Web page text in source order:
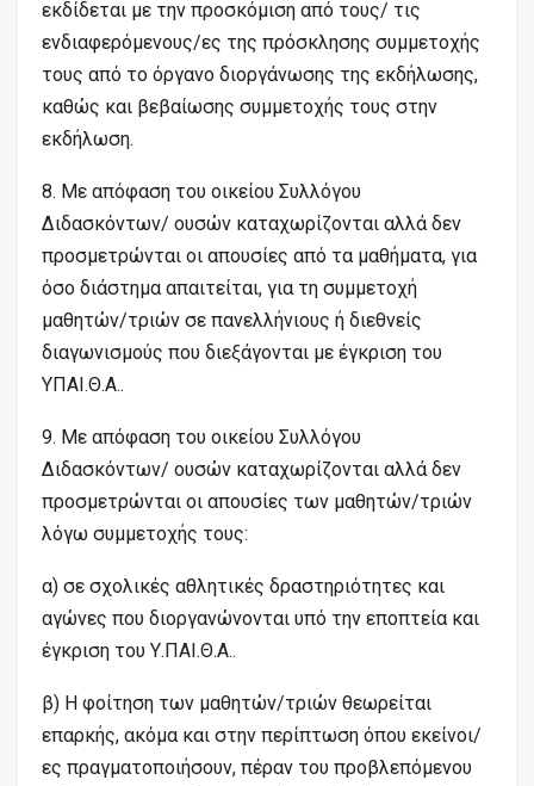
εκδίδεται με την προσκόμιση από τους/ τις
ενδιαφερόμενους/ες της πρόσκλησης συμμετοχής
τους από το όργανο διοργάνωσης της εκδήλωσης,
καθώς και βεβαίωσης συμμετοχής τους στην
εκδήλωση.
8. Με απόφαση του οικείου Συλλόγου
Διδασκόντων/ ουσών καταχωρίζονται αλλά δεν
προσμετρώνται οι απουσίες από τα μαθήματα, για
όσο διάστημα απαιτείται, για τη συμμετοχή
μαθητών/τριών σε πανελλήνιους ή διεθνείς
διαγωνισμούς που διεξάγονται με έγκριση του
ΥΠΑΙ.Θ.Α..
9. Με απόφαση του οικείου Συλλόγου
Διδασκόντων/ ουσών καταχωρίζονται αλλά δεν
προσμετρώνται οι απουσίες των μαθητών/τριών
λόγω συμμετοχής τους:
α) σε σχολικές αθλητικές δραστηριότητες και
αγώνες που διοργανώνονται υπό την εποπτεία και
έγκριση του Υ.ΠΑΙ.Θ.Α..
β) Η φοίτηση των μαθητών/τριών θεωρείται
επαρκής, ακόμα και στην περίπτωση όπου εκείνοι/
ες πραγματοποιήσουν, πέραν του προβλεπόμενου